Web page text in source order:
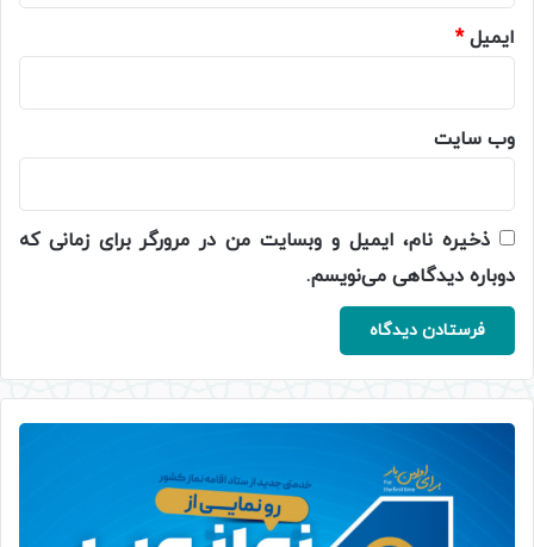
ایمیل*
وب‌ سایت
ذخیره نام، ایمیل و وبسایت من در مرورگر برای زمانی که
دوباره دیدگاهی می‌نویسم.